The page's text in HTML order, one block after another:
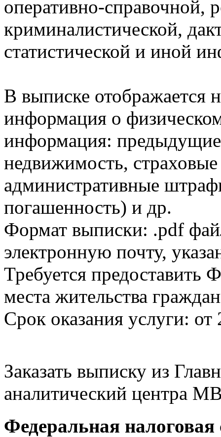
оперативно-справочной,
криминалистической,
статистической и иной
В выписке отображается
информация о
информация:
недвижимость,
административные
погашенность) и др.
Формат выписки: .pdf
электронную почту,
Требуется
места жительства
Срок оказания услуги: от
Заказать выписку из
аналитический центра
Федеральная налоговая